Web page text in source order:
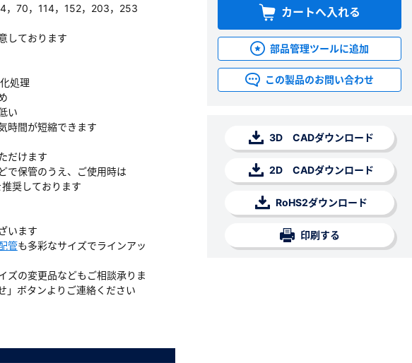
，70，114，152，203，253
しております
処理
い
時間が短縮できます
だけます
で保管のうえ、ご使用時は
奨しております
います
管も多彩なサイズでラインアッ
ズの変更品などもご相談承りま
」ボタンよりご連絡ください
カートへ入れる
部品管理ツールに追加
この製品のお問い合わせ
3D CADダウンロード
2D CADダウンロード
RoHS2ダウンロード
印刷する